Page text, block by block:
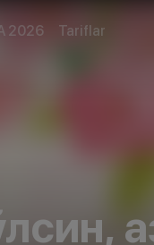
2026 Tariflar